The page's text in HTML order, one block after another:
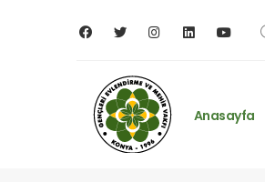
Anasayfa